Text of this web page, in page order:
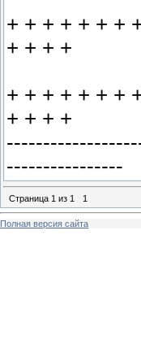
+ + + + + + +
+ + + +
+ + + + + + +
+ + + +
----------------
Страница 1 из 1 1
Полная версия сайта